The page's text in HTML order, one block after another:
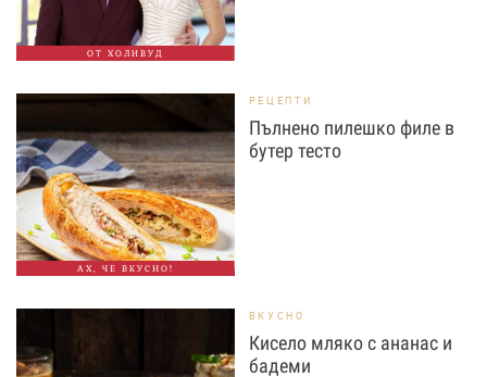
ОТ ХОЛИВУД
АХ, ЧЕ ВКУСНО!
РЕЦЕПТИ
Пълнено пилешко филе в
бутер тесто
ВКУСНО
Кисело мляко с ананас и
бадеми